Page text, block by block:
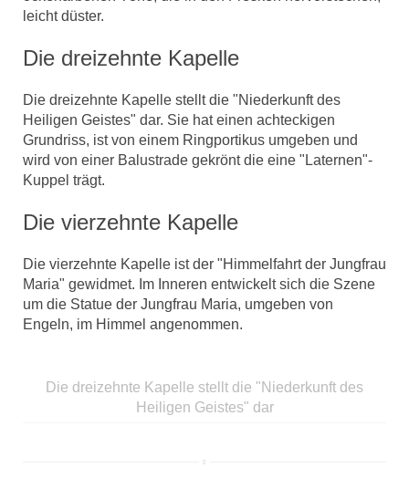
leicht düster.
Die dreizehnte Kapelle
Die dreizehnte Kapelle stellt die "Niederkunft des
Heiligen Geistes" dar. Sie hat einen achteckigen
Grundriss, ist von einem Ringportikus umgeben und
wird von einer Balustrade gekrönt die eine "Laternen"-
Kuppel trägt.
Die vierzehnte Kapelle
Die vierzehnte Kapelle ist der "Himmelfahrt der Jungfrau
Maria" gewidmet. Im Inneren entwickelt sich die Szene
um die Statue der Jungfrau Maria, umgeben von
Engeln, im Himmel angenommen.
Die dreizehnte Kapelle stellt die "Niederkunft des
Heiligen Geistes" dar